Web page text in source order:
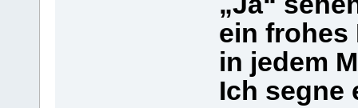
ein frohes
in jedem
Ich segne